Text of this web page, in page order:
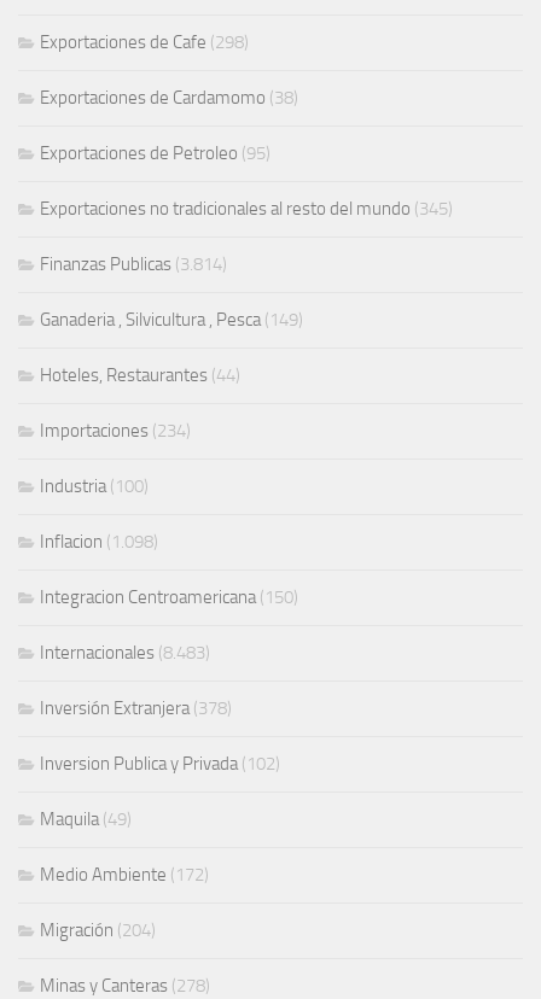
Exportaciones de Cafe (298)
Exportaciones de Cardamomo (38)
Exportaciones de Petroleo (95)
Exportaciones no tradicionales al resto del mundo (345)
Finanzas Publicas (3.814)
Ganaderia , Silvicultura , Pesca(149)
Hoteles, Restaurantes (44)
Importaciones (234)
Industria(100)
Inflacion (1.098)
Integracion Centroamericana(150)
Internacionales (8.483)
Inversión Extranjera(378)
Inversion Publica y Privada(102)
Maquila(49)
Medio Ambiente (172)
Migración (204)
Minas y Canteras (278)